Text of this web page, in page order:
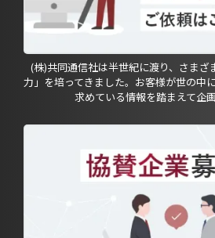
(株)共同通信社は半世紀に渡り、さまざ
力」を培ってきました。お客様が世の中
求めている情報を踏まえて企画